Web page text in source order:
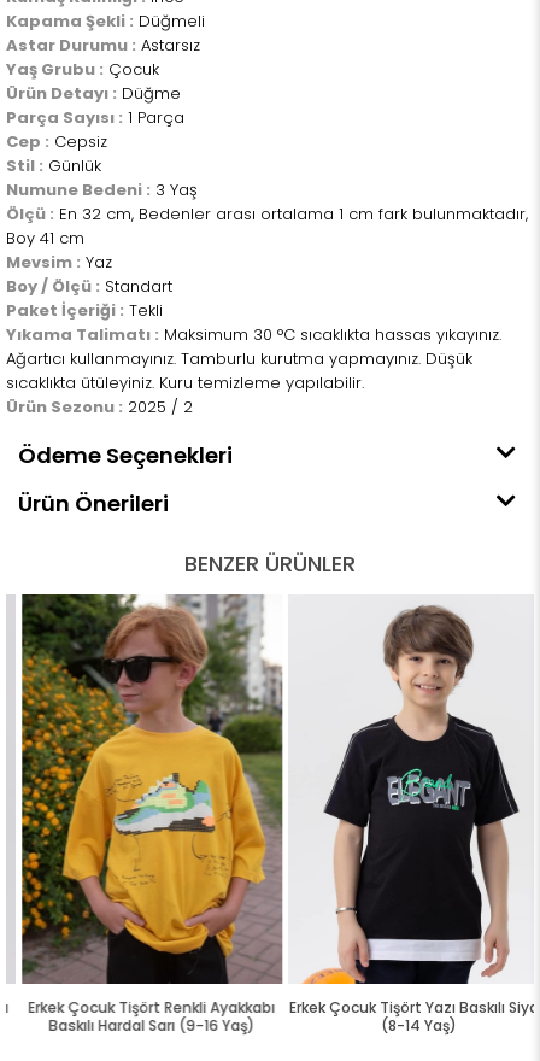
Kapama Şekli : Düğmeli
Astar Durumu : Astarsız
Yaş Grubu : Çocuk
Ürün Detayı : Düğme
Parça Sayısı : 1 Parça
Cep : Cepsiz
Stil : Günlük
Numune Bedeni : 3 Yaş
Ölçü : En 32 cm, Bedenler arası ortalama 1 cm fark bulunmaktadır,
Boy 41 cm
Mevsim : Yaz
Boy / Ölçü : Standart
Paket İçeriği : Tekli
Yıkama Talimatı : Maksimum 30 °C sıcaklıkta hassas yıkayınız.
Ağartıcı kullanmayınız. Tamburlu kurutma yapmayınız. Düşük
sıcaklıkta ütüleyiniz. Kuru temizleme yapılabilir.
Ürün Sezonu : 2025 / 2
Ödeme Seçenekleri
Ürün Önerileri
BENZER ÜRÜNLER
Erkek Çocuk Tişört Renkli Ayakkabı
Baskılı Hardal Sarı (9-16 Yaş)
Erkek Çocuk Tişört Yazı Baskılı Siyah
(8-14 Yaş)